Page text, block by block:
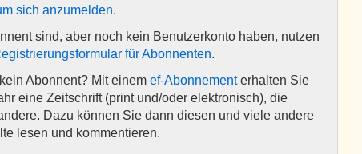
sich anzumelden.
sind, aber noch kein Benutzerkonto haben, nutzen
für Abonnenten.
Abonnent? Mit einem ef-Abonnementerhalten Sie
eine Zeitschrift (print und/oder elektronisch), die
Dazu können Sie dann diesen und viele andere
lesen und kommentieren.